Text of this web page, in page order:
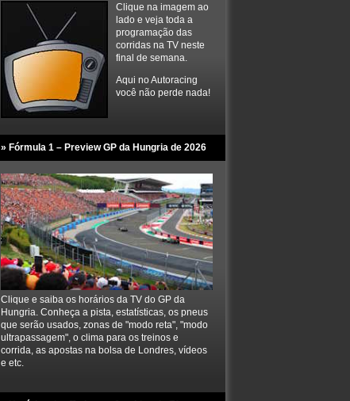
Clique na imagem ao
lado e veja toda a
programação das
corridas na TV neste
final de semana.
Aqui no Autoracing
você não perde nada!
» Fórmula 1 – Preview GP da Hungria de 2026
Clique e saiba os horários da TV do GP da
Hungria. Conheça a pista, estatísticas, os pneus
que serão usados, zonas de "modo reta", "modo
ultrapassagem", o clima para os treinos e
corrida, as apostas na bolsa de Londres, vídeos
e etc.